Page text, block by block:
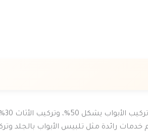
خدمات رائدة مثل تلبيس الأبواب بالجلد